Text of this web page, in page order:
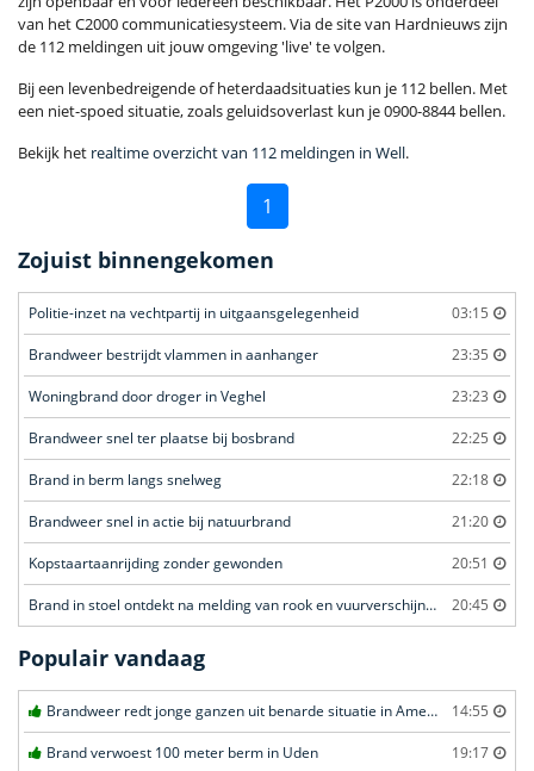
van het C2000 communicatiesysteem. Via de site van Hardnieuws zijn
de 112 meldingen uit jouw omgeving 'live' te volgen.
Bij een levenbedreigende of heterdaadsituaties kun je 112 bellen. Met
een niet-spoed situatie, zoals geluidsoverlast kun je 0900-8844 bellen.
Bekijk het realtime overzicht van 112 meldingen in Well.
1
Zojuist binnengekomen
Politie-inzet na vechtpartij in uitgaansgelegenheid 03:15
Brandweer bestrijdt vlammen in aanhanger 23:35
Woningbrand door droger in Veghel 23:23
Brandweer snel ter plaatse bij bosbrand 22:25
Brand in berm langs snelweg 22:18
Brandweer snel in actie bij natuurbrand 21:20
Kopstaartaanrijding zonder gewonden 20:51
Brand in stoel ontdekt na melding van rook en vuurverschijnselen in portiekflat 20:45
Populair vandaag
Brandweer redt jonge ganzen uit benarde situatie in Amersfoort 14:55
Brand verwoest 100 meter berm in Uden 19:17